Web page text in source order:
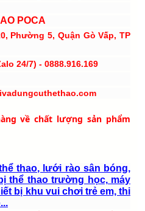
POCA
Phường 5, Quận Gò Vấp, TP
24/7) - 0888.916.169
về chất lượng sản phẩm
thao, lưới rào sân bóng,
thể thao trường học, máy
bị khu vui chơi trẻ em, thi